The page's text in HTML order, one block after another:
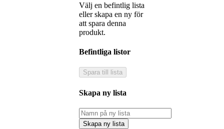
Välj en befintlig lista
eller skapa en ny för
att spara denna
produkt.
Befintliga listor
Spara till lista
Skapa ny lista
Skapa ny lista